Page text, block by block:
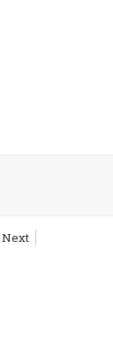
Next